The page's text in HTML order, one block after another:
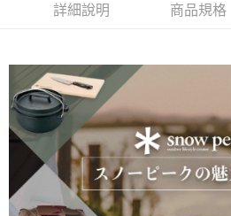
台灣樂天信用卡公司
每筆NT$60，滿NT$490(含以上)免運費
每筆NT$60，滿NT$490(含以上)免運費
7-11取貨付款
每筆NT$60，滿NT$490(含以上)免運費
付款後7-11取貨
每筆NT$60，滿NT$490(含以上)免運費
詳細說明 商品規格